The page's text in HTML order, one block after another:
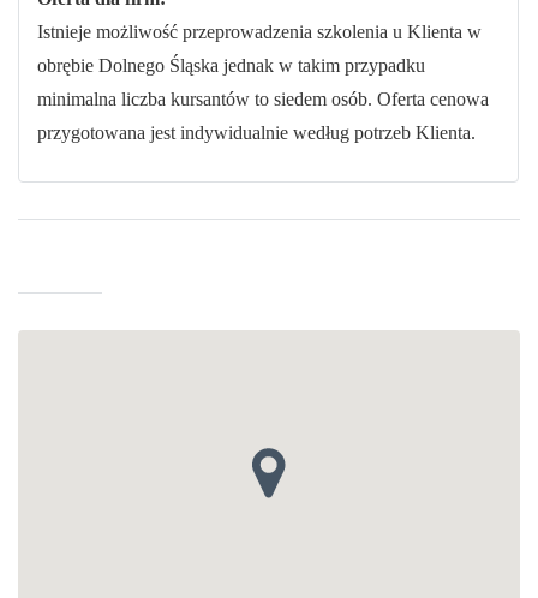
Istnieje możliwość przeprowadzenia szkolenia u Klienta w
obrębie Dolnego Śląska jednak w takim przypadku
minimalna liczba kursantów to siedem osób. Oferta cenowa
przygotowana jest indywidualnie według potrzeb Klienta.